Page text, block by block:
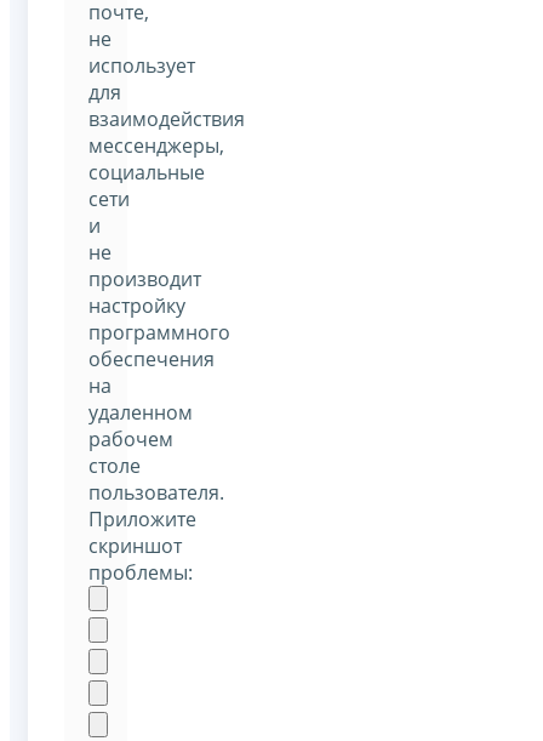
почте,
не
использует
для
взаимодействия
мессенджеры,
социальные
сети
и
не
производит
настройку
программного
обеспечения
на
удаленном
рабочем
столе
пользователя.
Приложите
скриншот
проблемы: